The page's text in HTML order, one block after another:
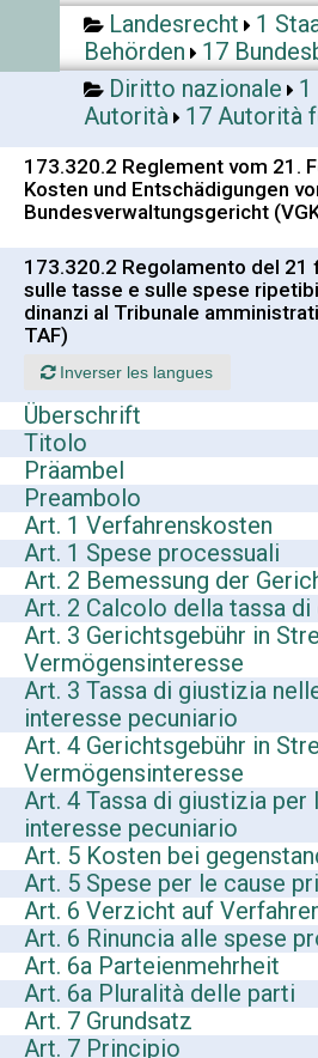
Landesrecht
1
Behörden
17
Diritto nazionale
Autorità
17 Autorità
173.320.2 Reglement vom 21.
Kosten und Entschädigungen
Bundesverwaltungsgericht
173.320.2 Regolamento del 21
sulle tasse e sulle spese
dinanzi al Tribunale
TAF)
Inverser les langues
Überschrift
Titolo
Präambel
Preambolo
Art. 1 Verfahrenskosten
Art. 1 Spese processuali
Art. 2 Bemessung der
Art. 2 Calcolo della tassa
Art. 3 Gerichtsgebühr in
Vermögensinteresse
Art. 3 Tassa di giustizia
interesse pecuniario
Art. 4 Gerichtsgebühr in
Vermögensinteresse
Art. 4 Tassa di giustizia per
interesse pecuniario
Art. 5 Kosten bei
Art. 5 Spese per le cause
Art. 6 Verzicht auf
Art. 6 Rinuncia alle spese
Art. 6a Parteienmehrheit
Art. 6a Pluralità delle parti
Art. 7 Grundsatz
Art. 7 Principio